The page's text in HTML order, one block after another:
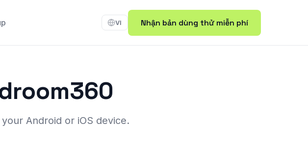
VI Nhận bản dùng thử miễn phí
Android or iOS device.